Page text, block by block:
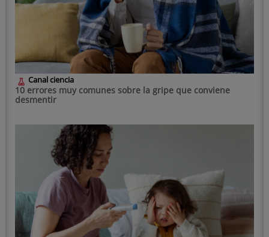
Canal ciencia
10 errores muy comunes sobre la gripe que conviene
desmentir